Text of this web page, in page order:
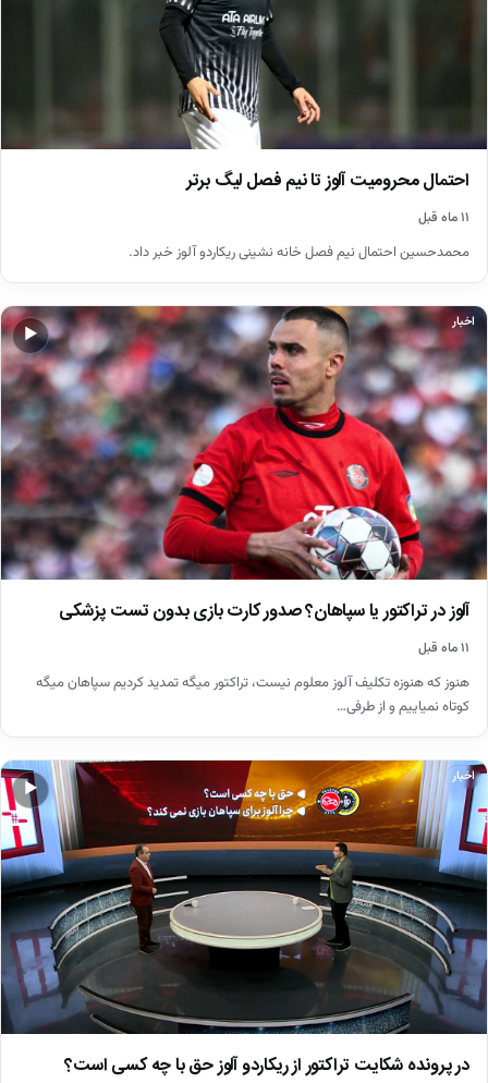
احتمال محرومیت آلوز تا نیم فصل لیگ برتر
۱۱ ماه قبل
محمدحسین احتمال نیم فصل خانه نشینی ریکاردو آلوز خبر داد.
▶
اخبار
آلوز در تراکتور یا سپاهان؟ صدور کارت بازی بدون تست پزشکی
۱۱ ماه قبل
هنوز که هنوزه تکلیف آلوز معلوم نیست، تراکتور میگه تمدید کردیم سپاهان میگه
کوتاه نمیاییم و از طرفی…
▶
اخبار
در پرونده شکایت تراکتور از ریکاردو آلوز حق با چه کسی است؟